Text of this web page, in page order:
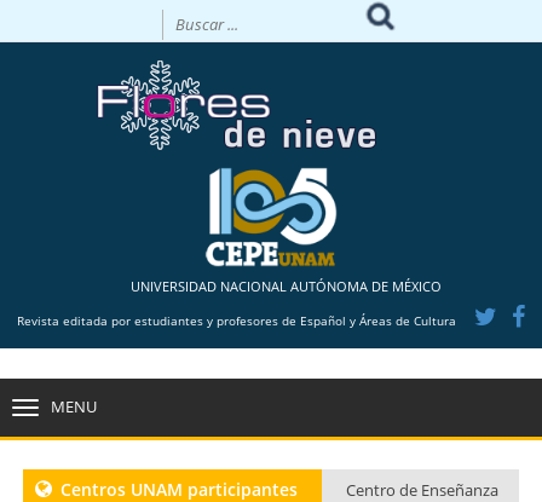
UNIVERSIDAD NACIONAL AUTÓNOMA DE MÉXICO
Revista editada por estudiantes y profesores de Español y Áreas de Cultura
MENU
Centros UNAM participantes
Centro de Enseñanza